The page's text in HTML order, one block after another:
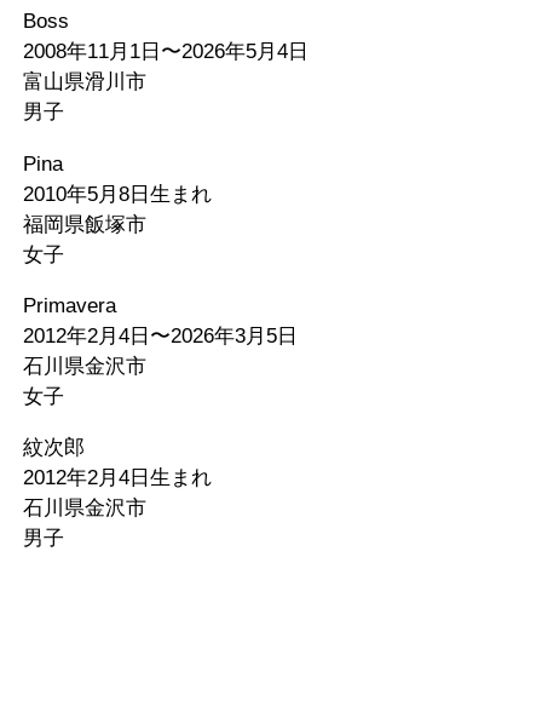
Boss
2008年11月1日〜2026年5月4日
富山県滑川市
男子
Pina
2010年5月8日生まれ
福岡県飯塚市
女子
Primavera
2012年2月4日〜2026年3月5日
石川県金沢市
女子
紋次郎
2012年2月4日生まれ
石川県金沢市
男子